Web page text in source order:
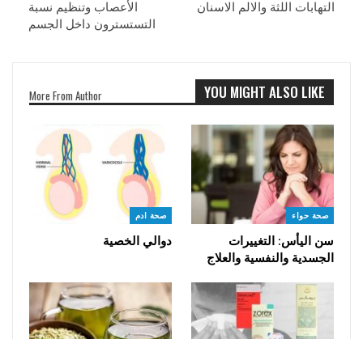
التهابات اللثة والالم الاسنان
الأعصاب وتنظيم نسبة
التستسترون داخل الجسم
YOU MIGHT ALSO LIKE
More From Author
صحة حواء
سن اليأس: التغييرات
الجسدية والنفسية والعلاج
صحة ادم
دوالي الخصية